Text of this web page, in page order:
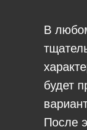
В
будет
После